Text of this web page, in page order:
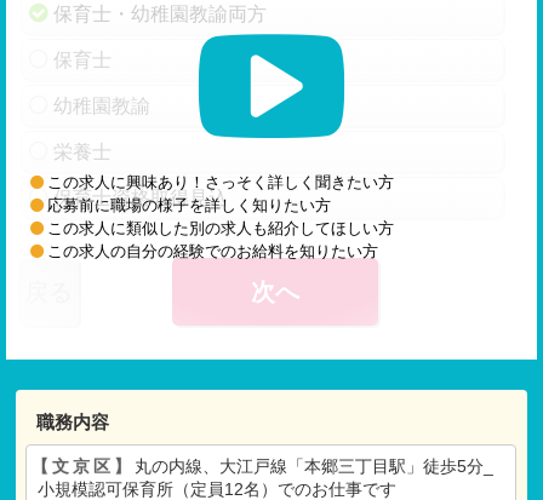
この求人に興味あり！さっそく詳しく聞きたい方
応募前に職場の様子を詳しく知りたい方
この求人に類似した別の求人も紹介してほしい方
この求人の自分の経験でのお給料を知りたい方
保育士・幼稚園教諭両方
保育士
幼稚園教諭
栄養士
保育士資格取得見込
次へ
職務内容
【文京区】 丸の内線、大江戸線「本郷三丁目駅」徒歩5分_
小規模認可保育所（定員12名）でのお仕事です